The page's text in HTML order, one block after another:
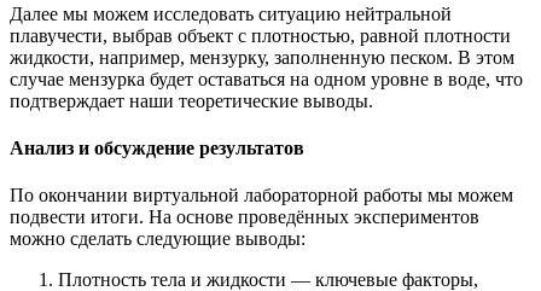
Далее мы можем исследовать ситуацию нейтральной
плавучести, выбрав объект с плотностью, равной плотности
жидкости, например, мензурку, заполненную песком. В этом
случае мензурка будет оставаться на одном уровне в воде, что
подтверждает наши теоретические выводы.
Анализ и обсуждение результатов
По окончании виртуальной лабораторной работы мы можем
подвести итоги. На основе проведённых экспериментов
можно сделать следующие выводы:
Плотность тела и жидкости — ключевые факторы,